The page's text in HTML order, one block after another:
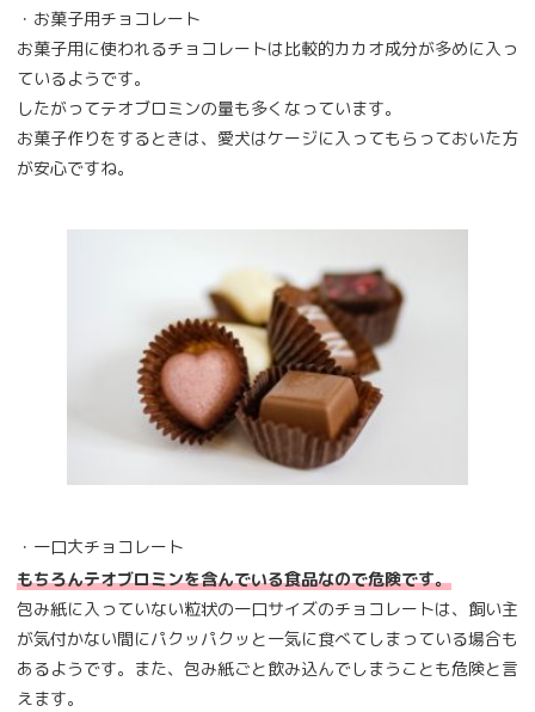
・お菓子用チョコレート
お菓子用に使われるチョコレートは比較的カカオ成分が多めに入っ
ているようです。
したがってテオブロミンの量も多くなっています。
お菓子作りをするときは、愛犬はケージに入ってもらっておいた方
が安心ですね。
・一口大チョコレート
もちろんテオブロミンを含んでいる食品なので危険です。
包み紙に入っていない粒状の一口サイズのチョコレートは、飼い主
が気付かない間にパクッパクッと一気に食べてしまっている場合も
あるようです。また、包み紙ごと飲み込んでしまうことも危険と言
えます。